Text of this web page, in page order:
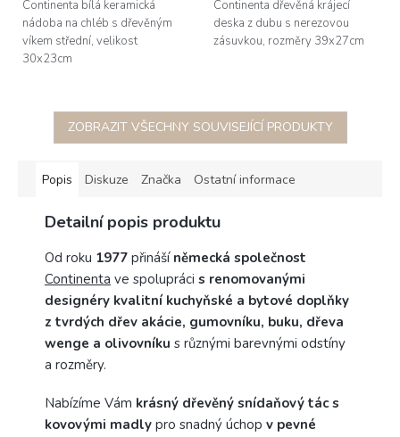
Continenta bílá keramická
nádoba na chléb s dřevěným
víkem střední, velikost
30x23cm
Continenta dřevěná krájecí
deska z dubu s nerezovou
zásuvkou, rozměry 39x27cm
ZOBRAZIT VŠECHNY SOUVISEJÍCÍ PRODUKTY
Popis Diskuze Značka Ostatní informace
Detailní popis produktu
Od roku 1977 přináší německá společnost
Continenta ve spolupráci s renomovanými
designéry kvalitní kuchyňské a bytové doplňky
z tvrdých dřev akácie, gumovníku, buku, dřeva
wenge a olivovníku s různými barevnými odstíny
a rozměry.
Nabízíme Vám krásný dřevěný snídaňový tác s
kovovými madly pro snadný úchop v pevné